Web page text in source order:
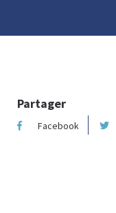
Partager
Facebook